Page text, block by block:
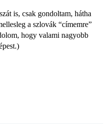
is, csak gondoltam, hátha
a szlovák “címemre”
hogy valami nagyobb